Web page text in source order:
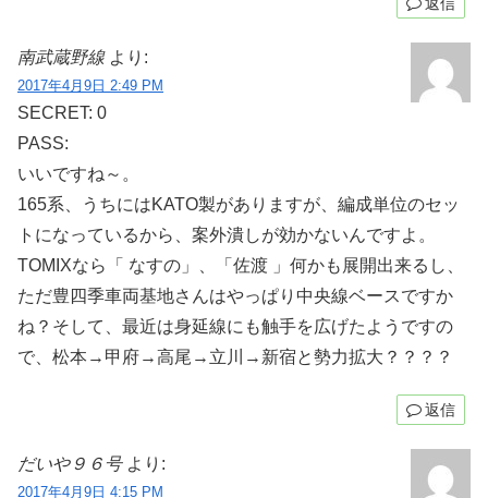
返信
南武蔵野線 より:
2017年4月9日 2:49 PM
SECRET: 0
PASS:
いいですね～。
165系、うちにはKATO製がありますが、編成単位のセッ
トになっているから、案外潰しが効かないんですよ。
TOMIXなら「 なすの」、「佐渡 」何かも展開出来るし、
ただ豊四季車両基地さんはやっぱり中央線ベースですか
ね？そして、最近は身延線にも触手を広げたようですの
で、松本→甲府→高尾→立川→新宿と勢力拡大？？？？
返信
だいや９６号 より:
2017年4月9日 4:15 PM